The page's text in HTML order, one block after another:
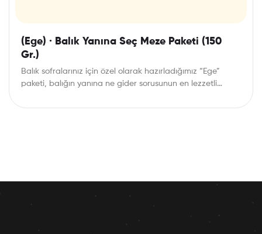
(Ege) · Balık Yanına Seç Meze Paketi (150
Gr.)
Balık sofralarınız için özel olarak hazırladığımız “Ege”
paketi, balığın yanına ne gider sorusunun en lezzetli…